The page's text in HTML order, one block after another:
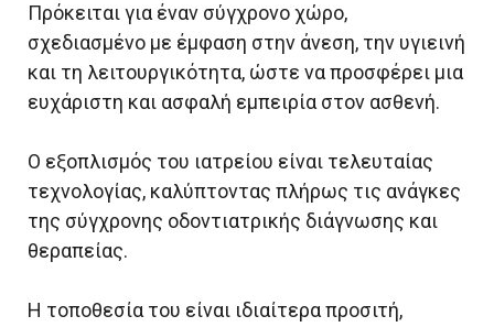
Πρόκειται για έναν σύγχρονο χώρο,
σχεδιασμένο με έμφαση στην άνεση, την υγιεινή
και τη λειτουργικότητα, ώστε να προσφέρει μια
ευχάριστη και ασφαλή εμπειρία στον ασθενή.
Ο εξοπλισμός του ιατρείου είναι τελευταίας
τεχνολογίας, καλύπτοντας πλήρως τις ανάγκες
της σύγχρονης οδοντιατρικής διάγνωσης και
θεραπείας.
Η τοποθεσία του είναι ιδιαίτερα προσιτή,